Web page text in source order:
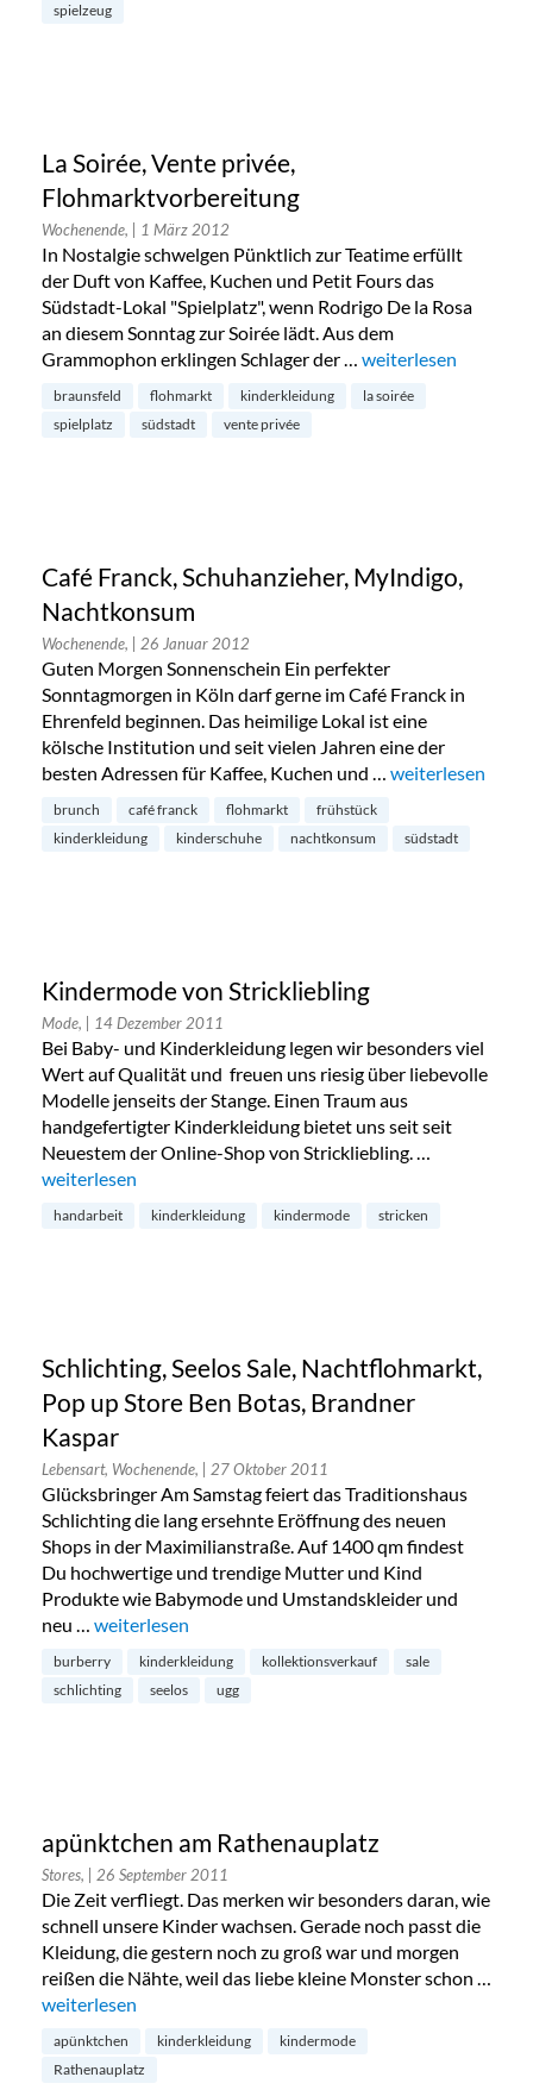
spielzeug
La Soirée, Vente privée,
Flohmarktvorbereitung
Wochenende, | 1 März 2012
In Nostalgie schwelgen Pünktlich zur Teatime erfüllt
der Duft von Kaffee, Kuchen und Petit Fours das
Südstadt-Lokal "Spielplatz", wenn Rodrigo De la Rosa
an diesem Sonntag zur Soirée lädt. Aus dem
Grammophon erklingen Schlager der … „La Soirée, Vente
weiterlesen
braunsfeld flohmarkt kinderkleidung
la soirée
spielplatz
südstadt vente privée
Café Franck, Schuhanzieher, MyIndigo,
Nachtkonsum
Wochenende, | 26 Januar 2012
Guten Morgen Sonnenschein Ein perfekter
Sonntagmorgen in Köln darf gerne im Café Franck in
Ehrenfeld beginnen. Das heimilige Lokal ist eine
kölsche Institution und seit vielen Jahren eine der
besten Adressen für Kaffee, Kuchen und … „Café Franck,
weiterlesen
brunch café franck flohmarkt
frühstück
kinderkleidung
kinderschuhe nachtkonsum südstadt
Kindermode von Strickliebling
Mode, | 14 Dezember 2011
Bei Baby- und Kinderkleidung legen wir besonders viel
Wert auf Qualität und freuen uns riesig über liebevolle
Modelle jenseits der Stange. Einen Traum aus
handgefertigter Kinderkleidung bietet uns seit seit
Neuestem der Online-Shop von Strickliebling. …
„Kindermode von Strickliebling“
weiterlesen
handarbeit kinderkleidung kindermode stricken
Schlichting, Seelos Sale, Nachtflohmarkt,
Pop up Store Ben Botas, Brandner
Kaspar
Lebensart, Wochenende, | 27 Oktober 2011
Glücksbringer Am Samstag feiert das Traditionshaus
Schlichting die lang ersehnte Eröffnung des neuen
Shops in der Maximilianstraße. Auf 1400 qm findest
Du hochwertige und trendige Mutter und Kind
Produkte wie Babymode und Umstandskleider und
neu … „Schlichting, Seelos Sale, Nachtflohmarkt, Pop up
weiterlesen
burberry kinderkleidung kollektionsverkauf
sale
schlichting
seelos ugg
apünktchen am Rathenauplatz
Stores, | 26 September 2011
Die Zeit verfliegt. Das merken wir besonders daran, wie
schnell unsere Kinder wachsen. Gerade noch passt die
Kleidung, die gestern noch zu groß war und morgen
reißen die Nähte, weil das liebe kleine Monster schon …
„apünktchen am Rathenauplatz“
weiterlesen
apünktchen kinderkleidung
kindermode
Rathenauplatz